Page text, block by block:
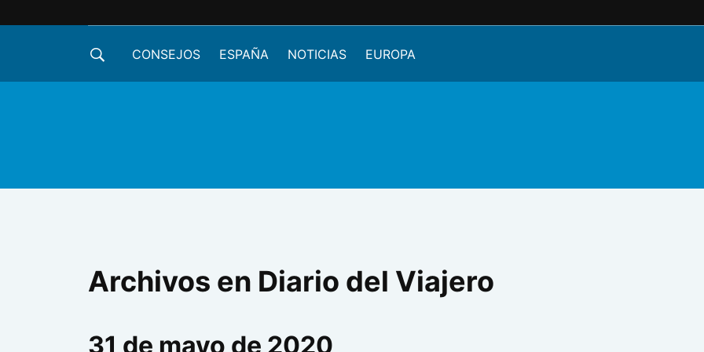
CONSEJOS ESPAÑA NOTICIAS EUROPA
Archivos en Diario del Viajero
31 de mayo de 2020